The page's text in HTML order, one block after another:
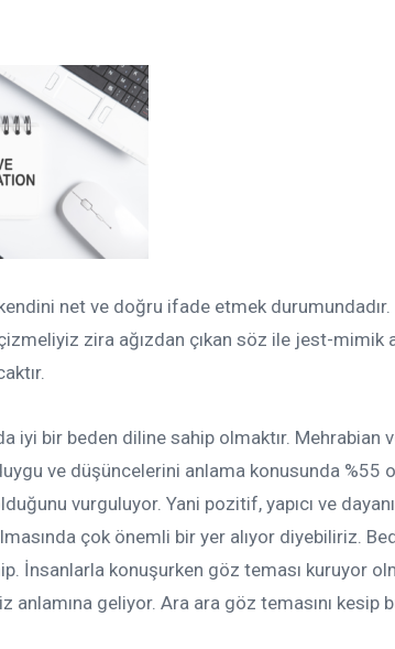
net ve doğru ifade etmek durumundadır.
zira ağızdan çıkan söz ile jest-mimik
iyi bir beden diline sahip olmaktır. Mehrabian
ve düşüncelerini anlama konusunda %55
vurguluyor. Yani pozitif, yapıcı ve
çok önemli bir yer alıyor diyebiliriz.
İnsanlarla konuşurken göz teması kuruyor
anlamına geliyor. Ara ara göz temasını kesip